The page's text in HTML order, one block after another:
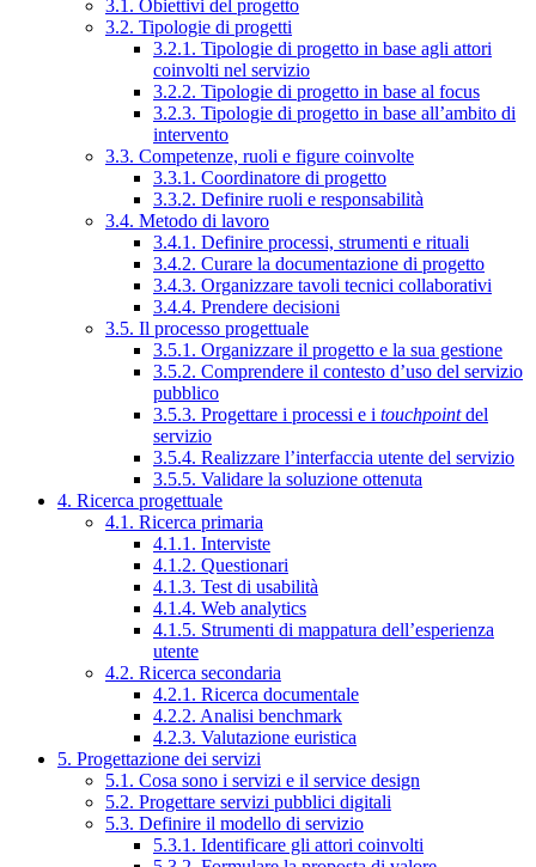
3.1. Obiettivi del progetto
3.2. Tipologie di progetti
3.2.1. Tipologie di progetto in base agli attori
coinvolti nel servizio
3.2.2. Tipologie di progetto in base al focus
3.2.3. Tipologie di progetto in base all’ambito di
intervento
3.3. Competenze, ruoli e figure coinvolte
3.3.1. Coordinatore di progetto
3.3.2. Definire ruoli e responsabilità
3.4. Metodo di lavoro
3.4.1. Definire processi, strumenti e rituali
3.4.2. Curare la documentazione di progetto
3.4.3. Organizzare tavoli tecnici collaborativi
3.4.4. Prendere decisioni
3.5. Il processo progettuale
3.5.1. Organizzare il progetto e la sua gestione
3.5.2. Comprendere il contesto d’uso del servizio
pubblico
3.5.3. Progettare i processi e i touchpointdel
servizio
3.5.4. Realizzare l’interfaccia utente del servizio
3.5.5. Validare la soluzione ottenuta
4. Ricerca progettuale
4.1. Ricerca primaria
4.1.1. Interviste
4.1.2. Questionari
4.1.3. Test di usabilità
4.1.4. Web analytics
4.1.5. Strumenti di mappatura dell’esperienza
utente
4.2. Ricerca secondaria
4.2.1. Ricerca documentale
4.2.2. Analisi benchmark
4.2.3. Valutazione euristica
5. Progettazione dei servizi
5.1. Cosa sono i servizi e il service design
5.2. Progettare servizi pubblici digitali
5.3. Definire il modello di servizio
5.3.1. Identificare gli attori coinvolti